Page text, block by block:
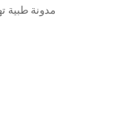
مدونة طبية